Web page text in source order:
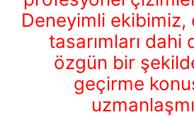
Deneyimli ekibimiz,
tasarımları dahi
özgün bir
geçirme